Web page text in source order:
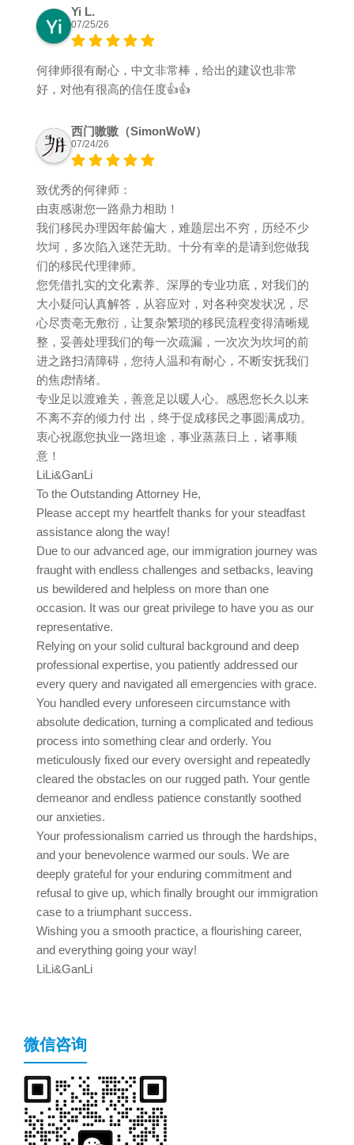
Yi L.
07/25/26
何律师很有耐心，中文非常棒，给出的建议也非常
好，对他有很高的信任度👍👍
西门嗷嗷（SimonWoW）
07/24/26
致优秀的何律师：
由衷感谢您一路鼎力相助！
我们移民办理因年龄偏大，难题层出不穷，历经不少
坎坷，多次陷入迷茫无助。十分有幸的是请到您做我
们的移民代理律师。
您凭借扎实的文化素养、深厚的专业功底，对我们的
大小疑问认真解答，从容应对，对各种突发状况，尽
心尽责亳无敷衍，让复杂繁琐的移民流程变得清晰规
整，妥善处理我们的每一次疏漏，一次次为坎坷的前
进之路扫清障碍，您待人温和有耐心，不断安抚我们
的焦虑情绪。
专业足以渡难关，善意足以暖人心。感恩您长久以来
不离不弃的倾力付 出，终于促成移民之事圆满成功。
衷心祝愿您执业一路坦途，事业蒸蒸日上，诸事顺
意！
LiLi&GanLi
To the Outstanding Attorney He,
Please accept my heartfelt thanks for your steadfast
assistance along the way!
Due to our advanced age, our immigration journey was
fraught with endless challenges and setbacks, leaving
us bewildered and helpless on more than one
occasion. It was our great privilege to have you as our
representative.
Relying on your solid cultural background and deep
professional expertise, you patiently addressed our
every query and navigated all emergencies with grace.
You handled every unforeseen circumstance with
absolute dedication, turning a complicated and tedious
process into something clear and orderly. You
meticulously fixed our every oversight and repeatedly
cleared the obstacles on our rugged path. Your gentle
demeanor and endless patience constantly soothed
our anxieties.
Your professionalism carried us through the hardships,
and your benevolence warmed our souls. We are
deeply grateful for your enduring commitment and
refusal to give up, which finally brought our immigration
case to a triumphant success.
Wishing you a smooth practice, a flourishing career,
and everything going your way!
LiLi&GanLi
微信咨询